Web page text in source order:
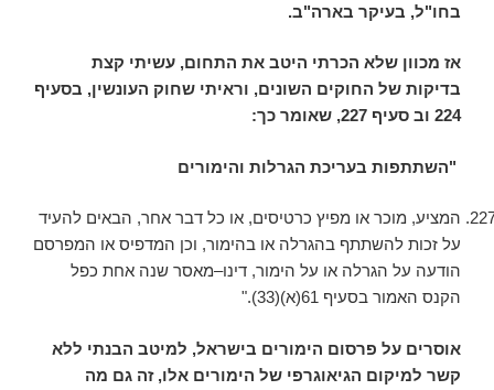
בחו"ל, בעיקר בארה"ב.
אז מכוון שלא הכרתי היטב את התחום, עשיתי קצת
בדיקות של החוקים השונים, וראיתי שחוק העונשין, בסעיף
224 וב סעיף 227, שאומר כך:
"השתתפות בעריכת הגרלות והימורים
המציע, מוכר או מפיץ כרטיסים, או כל דבר אחר, הבאים להעיד
על זכות להשתתף בהגרלה או בהימור, וכן המדפיס או המפרסם
הודעה על הגרלה או על הימור, דינו–מאסר שנה אחת כפל
הקנס האמור בסעיף 61(א)(33)."
אוסרים על פרסום הימורים בישראל, למיטב הבנתי ללא
קשר למיקום הגיאוגרפי של הימורים אלו, זה גם מה